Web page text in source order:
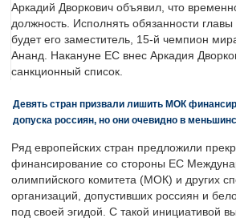
Аркадий Дворкович объявил, что
должность. Исполнять обязанности главы
будет его заместитель, 15-й чемпион
Ананд. Накануне ЕС внес Аркадия
санкционный список.
Девять стран призвали лишить МОК
допуска россиян, но они очевидно в
Ряд европейских стран предложили
финансирование со стороны ЕС
олимпийского комитета (МОК) и других
организаций, допустивших россиян и
под своей эгидой. С такой инициативой